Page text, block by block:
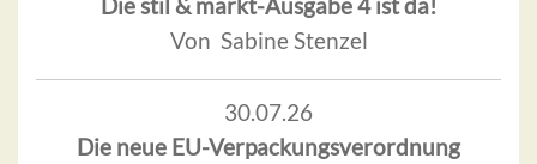
Von Sabine Stenzel
30.07.26
Die neue EU-Verpackungsverordnung